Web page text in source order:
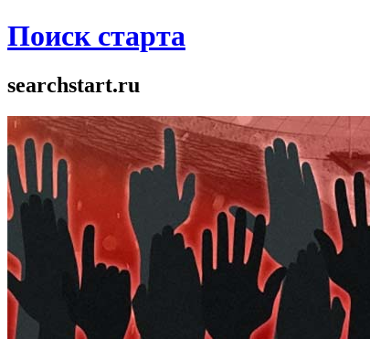
Поиск старта
searchstart.ru